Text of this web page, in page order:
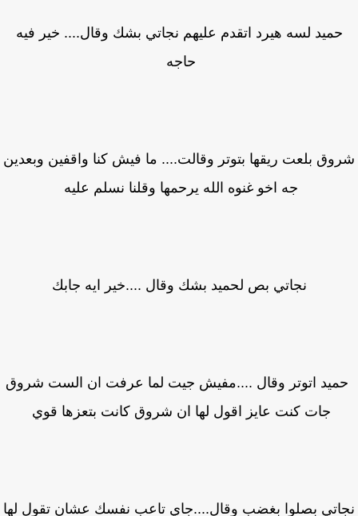
حميد لسه هيرد اتقدم عليهم نجاتي بشك وقال.... خير فيه
حاجه
بلعت ريقها بتوتر وقالت.... ما فيش كنا واقفين وبعدين
جه اخو غنوه الله يرحمها وقلنا نسلم عليه
نجاتي بص لحميد بشك وقال ....خير ايه جابك
اتوتر وقال ....مفيش جيت لما عرفت ان الست شروق
جات كنت عايز اقول لها ان شروق كانت بتعزها قوي
بصلوا بغضب وقال....جاي تاعب نفسك عشان تقول لها